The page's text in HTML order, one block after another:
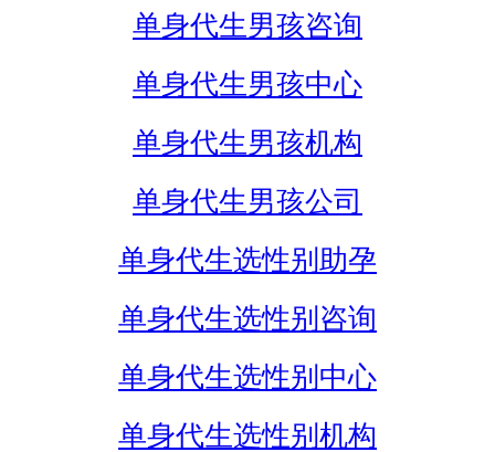
单身代生男孩咨询
单身代生男孩中心
单身代生男孩机构
单身代生男孩公司
单身代生选性别助孕
单身代生选性别咨询
单身代生选性别中心
单身代生选性别机构